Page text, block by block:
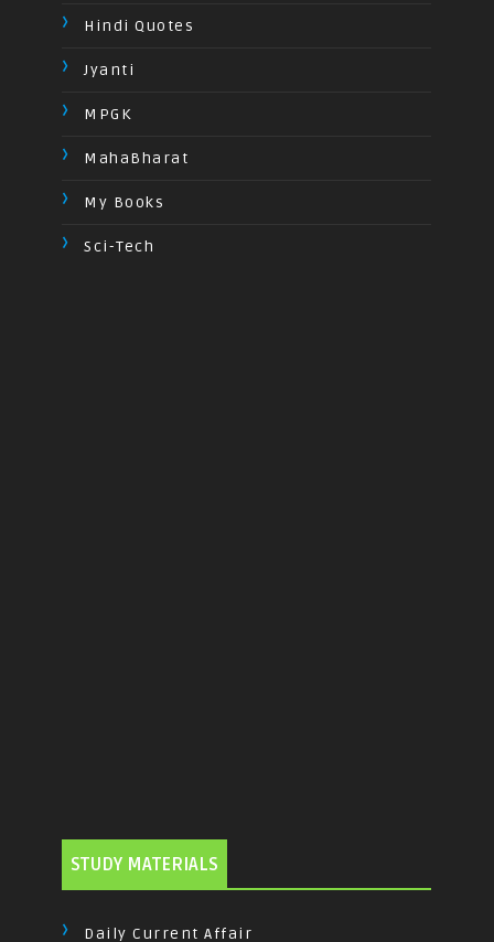
Hindi Quotes
Jyanti
MPGK
MahaBharat
My Books
Sci-Tech
STUDY MATERIALS
Daily Current Affair